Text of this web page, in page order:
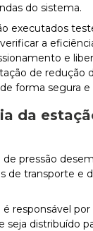
do sistema.
executados
a
e
de redução
forma segura
da
pressão
de transporte e
responsável por
seja distribuído